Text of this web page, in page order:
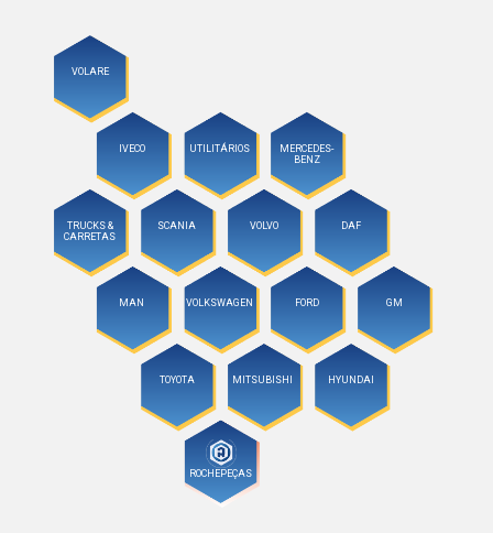
VOLARE
IVECO UTILITÁRIOS
MERCEDES-
BENZ
TRUCKS &
CARRETAS
SCANIA VOLVO DAF
MAN VOLKSWAGEN FORD GM
TOYOTA MITSUBISHI HYUNDAI
ROCHEPEÇAS